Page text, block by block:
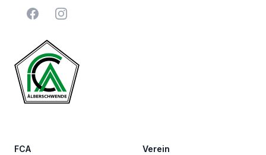
FacebookInstagram
FCA Verein